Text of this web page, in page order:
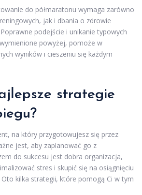
do półmaratonu wymaga zarówno
jak i dbania o zdrowie
podejście i unikanie typowych
powyżej, pomoże w
wyników i cieszeniu się każdym
strategie
na który przygotowujesz się przez
jest, aby zaplanować go z
do sukcesu jest dobra organizacja,
stres i skupić się na osiągnięciu
kilka strategii, które pomogą Ci w tym